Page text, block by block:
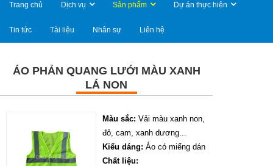
Trang chủ Dịch vụ Sản phẩm Dự án thực hiện
Tin tức Tài liệu Nhân sự Liên hệ
ÁO PHẢN QUANG LƯỚI MÀU XANH
LÁ NON
Màu sắc: Vải màu xanh non,
đỏ, cam, xanh dương...
Kiểu dáng: Áo có miếng dán
Chất liệu: